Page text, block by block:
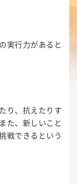
実行力があると
り、抗えたりす
た、新しいこと
戦できるという